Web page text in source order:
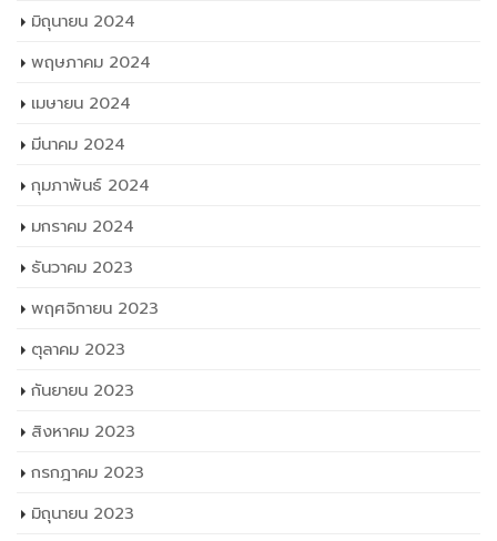
มิถุนายน 2024
พฤษภาคม 2024
เมษายน 2024
มีนาคม 2024
กุมภาพันธ์ 2024
มกราคม 2024
ธันวาคม 2023
พฤศจิกายน 2023
ตุลาคม 2023
กันยายน 2023
สิงหาคม 2023
กรกฎาคม 2023
มิถุนายน 2023